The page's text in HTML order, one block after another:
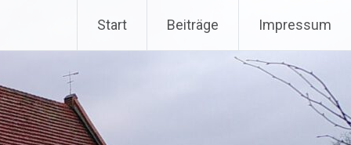
Start Beiträge Impressum